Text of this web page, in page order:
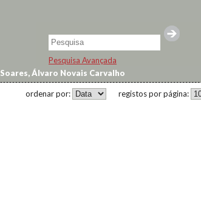
Pesquisa Avançada
Soares, Álvaro Novais Carvalho
registos por página:
ordenar por: